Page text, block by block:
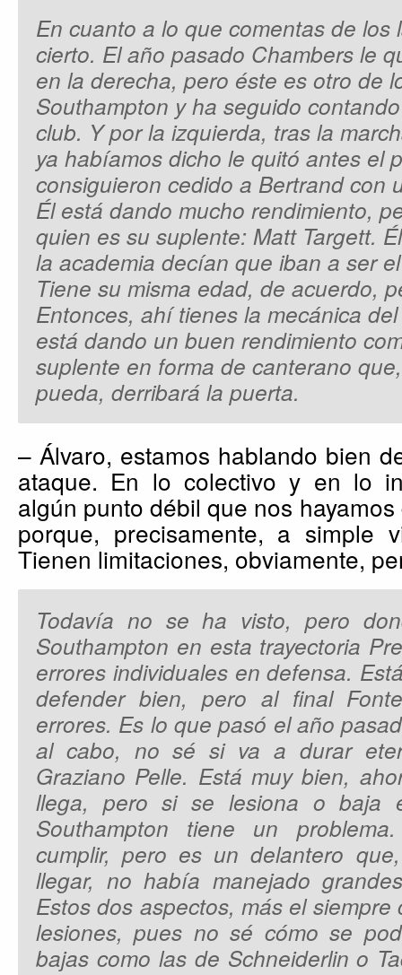
En cuanto a lo que comentas de los
cierto. El año pasado Chambers le
en la derecha, pero éste es otro de
Southampton y ha seguido
club. Y por la izquierda, tras la
ya habíamos dicho le quitó antes el
consiguieron cedido a Bertrand con
Él está dando mucho rendimiento,
quien es su suplente: Matt Targett.
la academia decían que iban a ser
Tiene su misma edad, de acuerdo,
Entonces, ahí tienes la mecánica
está dando un buen rendimiento
suplente en forma de canterano
pueda, derribará la puerta.
– Álvaro, estamos hablando bien
ataque. En lo colectivo y en lo
algún punto débil que nos
porque, precisamente, a
Tienen limitaciones, obviamente,
Todavía no se ha visto, pero
Southampton en esta trayectoria
errores individuales en defensa.
defender bien, pero al final
errores. Es lo que pasó el año
al cabo, no sé si va a durar
Graziano Pelle. Está muy bien,
llega, pero si se lesiona o baja
Southampton tiene un
cumplir, pero es un delantero
llegar, no había manejado
Estos dos aspectos, más el
lesiones, pues no sé cómo se
bajas como las de Schneiderlin o